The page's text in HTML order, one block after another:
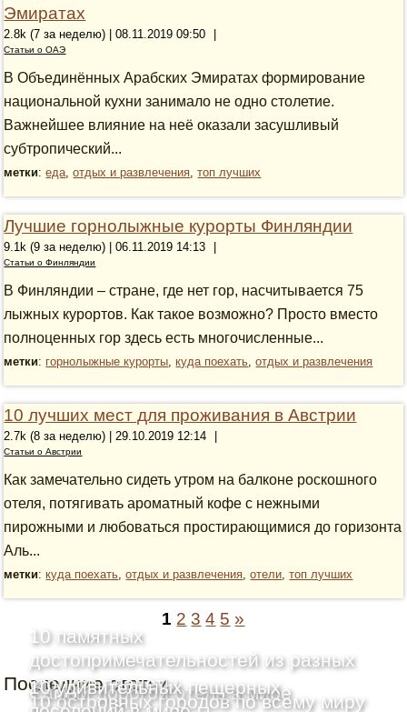
Эмиратах
2.8k (7 за неделю) | 08.11.2019 09:50
Статьи о ОАЭ
В Объединённых Арабских Эмиратах формирование
национальной кухни занимало не одно столетие.
Важнейшее влияние на неё оказали засушливый
субтропический...
метки:еда,отдых и развлечения,топ лучших
Лучшие горнолыжные курорты Финляндии
9.1k (9 за неделю) | 06.11.2019 14:13
Статьи о Финляндии
В Финляндии – стране, где нет гор, насчитывается 75
лыжных курортов. Как такое возможно? Просто вместо
полноценных гор здесь есть многочисленные...
метки: горнолыжные курорты,куда поехать,отдых и развлечения
10 лучших мест для проживания в Австрии
2.7k (8 за неделю) | 29.10.2019 12:14
Статьи о Австрии
Как замечательно сидеть утром на балконе роскошного
отеля, потягивать ароматный кофе с нежными
пирожными и любоваться простирающимися до горизонта
Аль...
метки:куда поехать,отдых и развлечения,отели,топ лучших
1 2 3 4 5 »
Последние статьи
10 памятных
достопримечательностей из разных
уголков планеты
Самый дорогой отель в мире
10 островных городов по всему миру
10 удивительных пещерных